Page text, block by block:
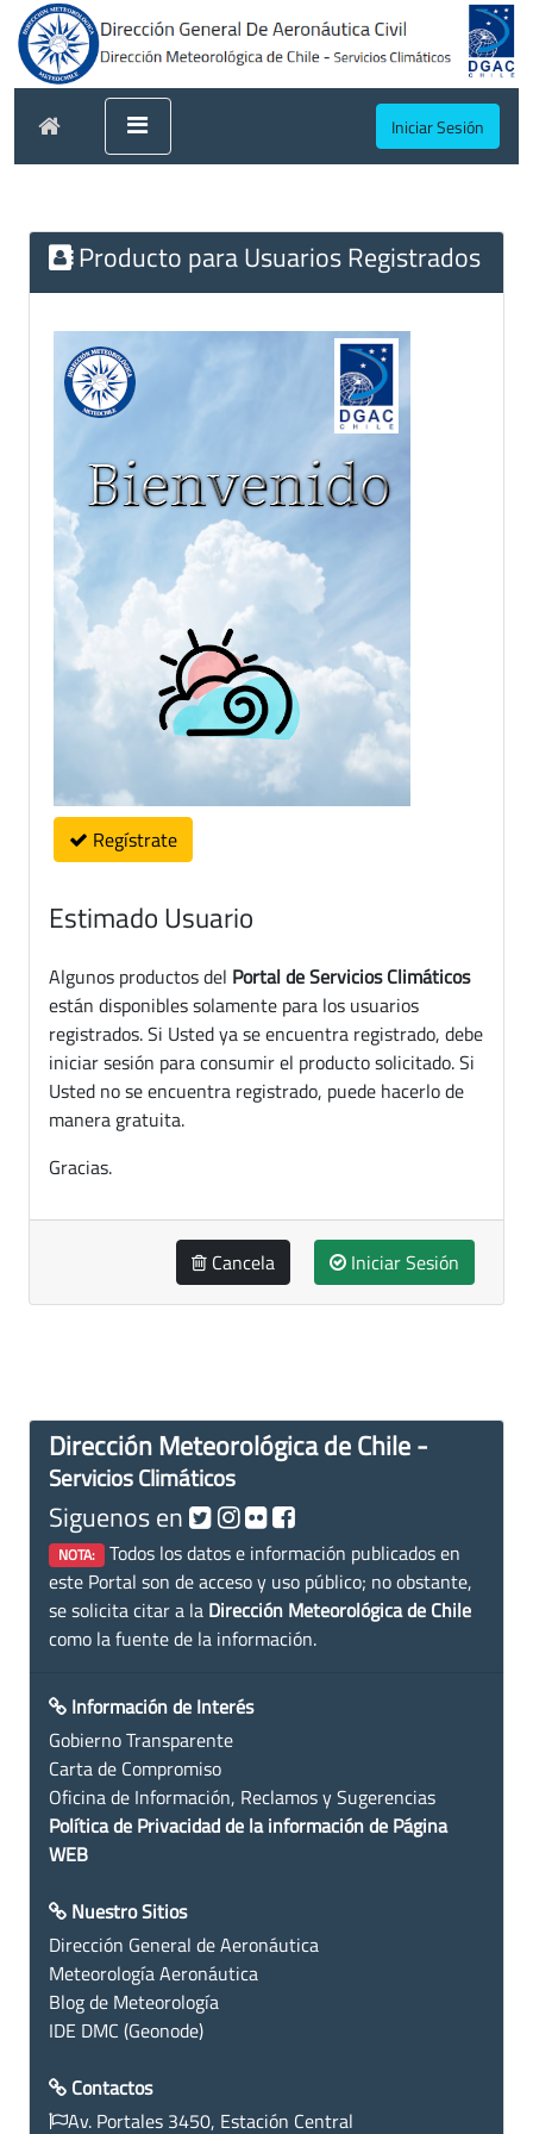
Iniciar Sesión
Producto para Usuarios Registrados
Regístrate
Estimado Usuario
Algunos productos del Portal de Servicios Climáticos
están disponibles solamente para los usuarios
registrados. Si Usted ya se encuentra registrado, debe
iniciar sesión para consumir el producto solicitado. Si
Usted no se encuentra registrado, puede hacerlo de
manera gratuita.
Gracias.
Cancela Iniciar Sesión
Dirección Meteorológica de Chile -
Servicios Climáticos
Siguenos en
NOTA: Todos los datos e información publicados en
este Portal son de acceso y uso público; no obstante,
se solicita citar a la Dirección Meteorológica de Chile
como la fuente de la información.
Información de Interés
Gobierno Transparente
Carta de Compromiso
Oficina de Información, Reclamos y Sugerencias
Política de Privacidad de la información de Página
WEB
Nuestro Sitios
Dirección General de Aeronáutica
Meteorología Aeronáutica
Blog de Meteorología
IDE DMC (Geonode)
Contactos
Av. Portales 3450, Estación Central